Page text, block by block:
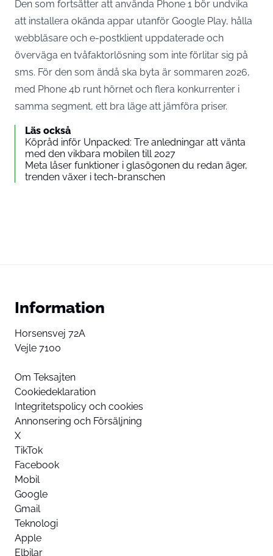
Den som fortsätter att använda Phone 1 bör undvika
att installera okända appar utanför Google Play, hålla
webbläsare och e-postklient uppdaterade och
överväga en tvåfaktorlösning som inte förlitar sig på
sms. För den som ändå ska byta är sommaren 2026,
med Phone 4b runt hörnet och flera konkurrenter i
samma segment, ett bra läge att jämföra priser.
Läs också
Köpråd inför Unpacked: Tre anledningar att vänta
med den vikbara mobilen till 2027
Meta låser funktioner i glasögonen du redan äger,
trenden växer i tech-branschen
Information
Horsensvej 72A
Vejle 7100
Om Teksajten
Cookiedeklaration
Integritetspolicy och cookies
Annonsering och Försäljning
X
TikTok
Facebook
Mobil
Google
Gmail
Teknologi
Apple
Elbilar